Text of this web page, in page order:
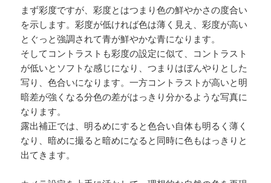
まず彩度ですが、彩度とはつまり色の鮮やかさの度合い
を示します。彩度が低ければ色は薄く見え、彩度が高い
とぐっと強調されて青が鮮やかな青になります。
そしてコントラストも彩度の設定に似て、コントラスト
が低いとソフトな感じになり、つまりはぼんやりとした
写り、色合いになります。一方コントラストが高いと明
暗差が強くなる分色の差がはっきり分かるような写真に
なります。
露出補正では、明るめにすると色合い自体も明るく薄く
なり、暗めに撮ると暗めになると同時に色もはっきりと
出てきます。